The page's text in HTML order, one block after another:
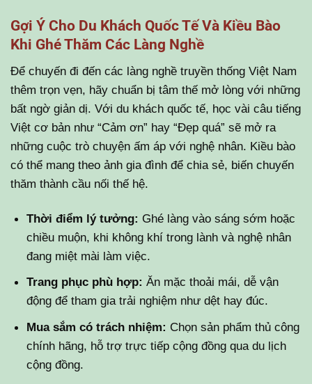
Gợi Ý Cho Du Khách Quốc Tế Và Kiều Bào
Khi Ghé Thăm Các Làng Nghề
Để chuyến đi đến các làng nghề truyền thống Việt Nam
thêm trọn vẹn, hãy chuẩn bị tâm thế mở lòng với những
bất ngờ giản dị. Với du khách quốc tế, học vài câu tiếng
Việt cơ bản như “Cảm ơn” hay “Đẹp quá” sẽ mở ra
những cuộc trò chuyện ấm áp với nghệ nhân. Kiều bào
có thể mang theo ảnh gia đình để chia sẻ, biến chuyến
thăm thành cầu nối thế hệ.
Thời điểm lý tưởng: Ghé làng vào sáng sớm hoặc
chiều muộn, khi không khí trong lành và nghệ nhân
đang miệt mài làm việc.
Trang phục phù hợp: Ăn mặc thoải mái, dễ vận
động để tham gia trải nghiệm như dệt hay đúc.
Mua sắm có trách nhiệm: Chọn sản phẩm thủ công
chính hãng, hỗ trợ trực tiếp cộng đồng qua du lịch
cộng đồng.